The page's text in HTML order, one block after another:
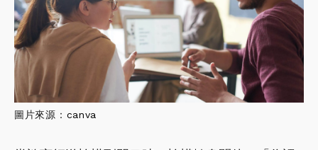
圖片來源： canva